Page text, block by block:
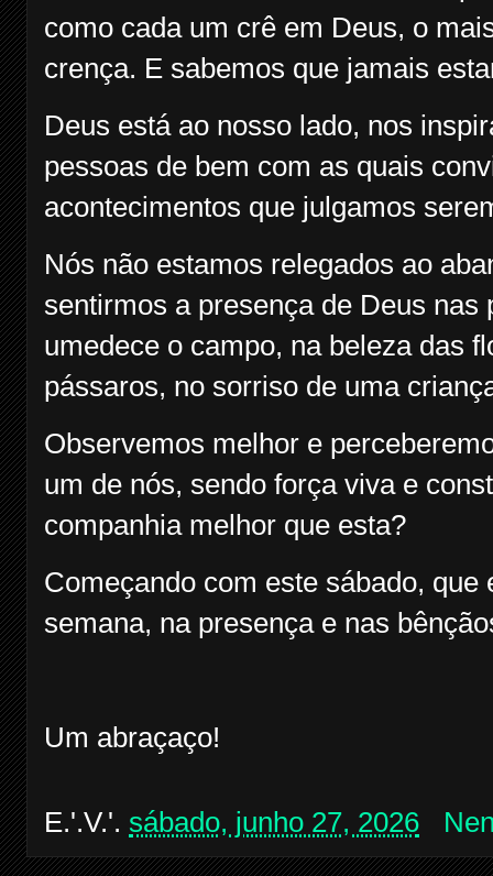
como cada um crê em Deus, o
crença. E sabemos que jamais
Deus está ao nosso lado, nos
pessoas de bem com as quais
acontecimentos que julgamos
Nós não estamos relegados ao
sentirmos a presença de Deus
umedece o campo, na beleza das
pássaros, no sorriso de uma
Observemos melhor e
um de nós, sendo força viva e
companhia melhor que esta?
Começando com este sábado,
semana, na presença e nas
Um abraçaço!
E.'.V.'. sábado, junho 27, 2026